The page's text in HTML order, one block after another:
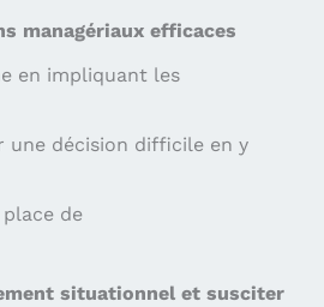
managériaux efficaces
en impliquant les
une décision difficile en y
de
situationnel et susciter